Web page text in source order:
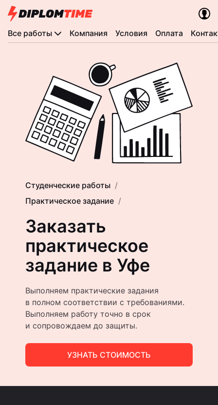
Все работы Компания Условия Оплата
Студенческие работы
Практическое задание
Заказать
практическое
задание в Уфе
Выполняем практические задания
в полном соответствии с требованиями.
Выполняем работу точно в срок
и сопровождаем до защиты.
УЗНАТЬ СТОИМОСТЬ